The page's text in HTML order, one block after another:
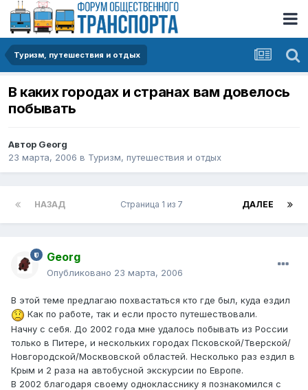
Туризм, путешествия и отдых
В каких городах и странах вам довелось
побывать
Автор Georg
23 марта, 2006 в Туризм, путешествия и отдых
НАЗАД ДАЛЕЕ
Страница 1 из 7
Georg
Опубликовано 23 марта, 2006
В этой теме предлагаю похвастаться кто где был, куда ездил
Как по работе, так и если просто путешествовали.
Начну с себя. До 2002 года мне удалось побывать из России
только в Питере, и нескольких городах Псковской/Тверской/
Новгородской/Москвовской областей. Несколько раз ездил в
Крым и 2 раза на автобусной экскурсии по Европе.
В 2002 благодаря своему однокласснику я познакомился с